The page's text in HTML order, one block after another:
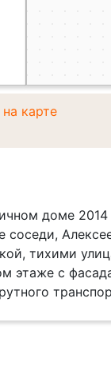
карте
доме 2014
тихими
этаже с